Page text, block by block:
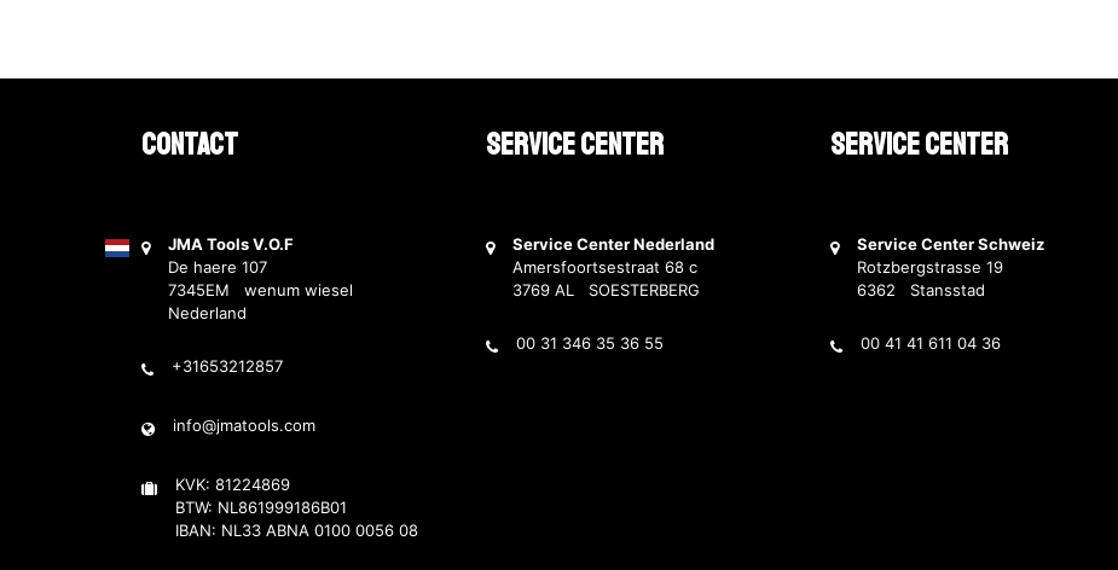
Contact
JMA Tools V.O.F
De haere 107
7345EM wenum wiesel
Nederland
+31653212857
info@jmatools.com
KVK: 81224869
BTW: NL861999186B01
IBAN: NL33 ABNA 0100 0056 08
Service Center
Service Center Nederland
Amersfoortsestraat 68 c
3769 AL SOESTERBERG
00 31 346 35 36 55
Service Center
Service Center Schweiz
Rotzbergstrasse 19
6362 Stansstad
00 41 41 611 04 36